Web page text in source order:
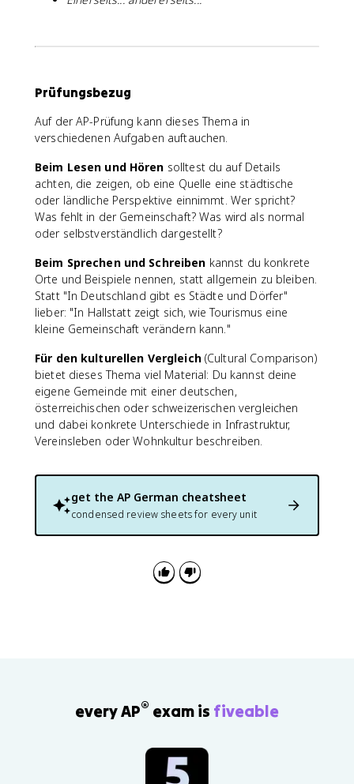
Prüfungsbezug
Auf der AP-Prüfung kann dieses Thema in
verschiedenen Aufgaben auftauchen.
Beim Lesen und Hören solltest du auf Details
achten, die zeigen, ob eine Quelle eine städtische
oder ländliche Perspektive einnimmt. Wer spricht?
Was fehlt in der Gemeinschaft? Was wird als normal
oder selbstverständlich dargestellt?
Beim Sprechen und Schreiben kannst du konkrete
Orte und Beispiele nennen, statt allgemein zu bleiben.
Statt "In Deutschland gibt es Städte und Dörfer"
lieber: "In Hallstatt zeigt sich, wie Tourismus eine
kleine Gemeinschaft verändern kann."
Für den kulturellen Vergleich(Cultural Comparison)
bietet dieses Thema viel Material: Du kannst deine
eigene Gemeinde mit einer deutschen,
österreichischen oder schweizerischen vergleichen
und dabei konkrete Unterschiede in Infrastruktur,
Vereinsleben oder Wohnkultur beschreiben.
get the AP German cheatsheet
condensed review sheets for every unit
every AP® exam is fiveable